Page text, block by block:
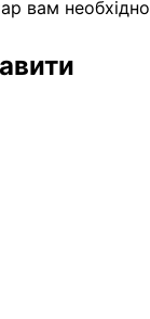
вам необхідно